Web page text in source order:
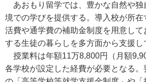
あおもり留学では、豊かな自然や独
境での学びを提供する。導入校が所
活費や通学費の補助金制度を用意し
する生徒の暮らしを多方面から支援し
授業料は年額11万8,800円（月額
各学校が設定した経費が必要となる。